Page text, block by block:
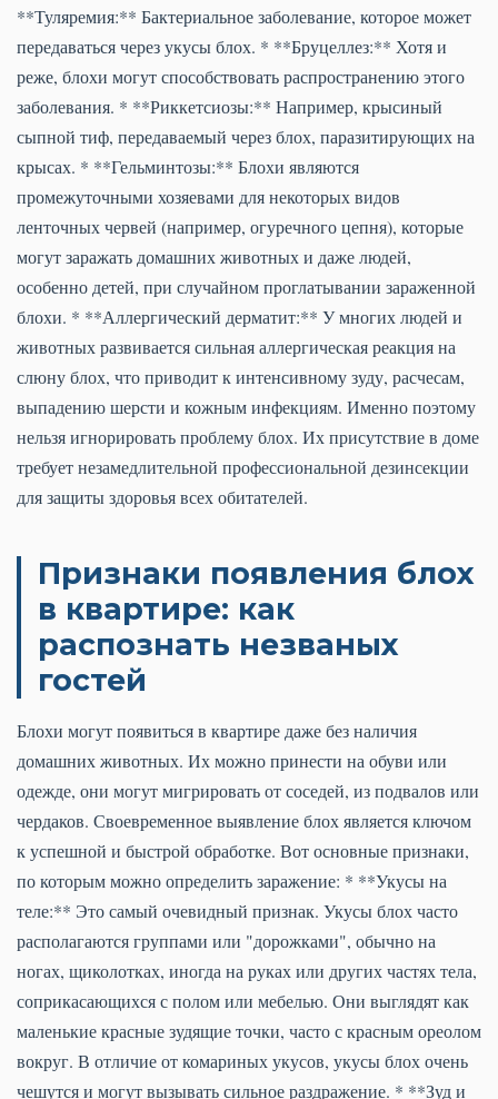
**Туляремия:** Бактериальное заболевание, которое может
передаваться через укусы блох. * **Бруцеллез:** Хотя и
реже, блохи могут способствовать распространению этого
заболевания. * **Риккетсиозы:** Например, крысиный
сыпной тиф, передаваемый через блох, паразитирующих на
крысах. * **Гельминтозы:** Блохи являются
промежуточными хозяевами для некоторых видов
ленточных червей (например, огуречного цепня), которые
могут заражать домашних животных и даже людей,
особенно детей, при случайном проглатывании зараженной
блохи. * **Аллергический дерматит:** У многих людей и
животных развивается сильная аллергическая реакция на
слюну блох, что приводит к интенсивному зуду, расчесам,
выпадению шерсти и кожным инфекциям. Именно поэтому
нельзя игнорировать проблему блох. Их присутствие в доме
требует незамедлительной профессиональной дезинсекции
для защиты здоровья всех обитателей.
Признаки появления блох
в квартире: как
распознать незваных
гостей
Блохи могут появиться в квартире даже без наличия
домашних животных. Их можно принести на обуви или
одежде, они могут мигрировать от соседей, из подвалов или
чердаков. Своевременное выявление блох является ключом
к успешной и быстрой обработке. Вот основные признаки,
по которым можно определить заражение: * **Укусы на
теле:** Это самый очевидный признак. Укусы блох часто
располагаются группами или "дорожками", обычно на
ногах, щиколотках, иногда на руках или других частях тела,
соприкасающихся с полом или мебелью. Они выглядят как
маленькие красные зудящие точки, часто с красным ореолом
вокруг. В отличие от комариных укусов, укусы блох очень
чешутся и могут вызывать сильное раздражение. * **Зуд и